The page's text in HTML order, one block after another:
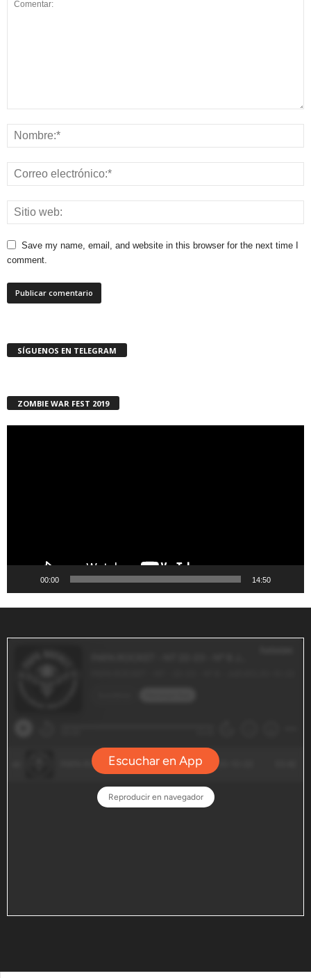
Save my name, email, and website in this browser for the next time I
comment.
SÍGUENOS EN TELEGRAM
ZOMBIE WAR FEST 2019
00:00 14:50